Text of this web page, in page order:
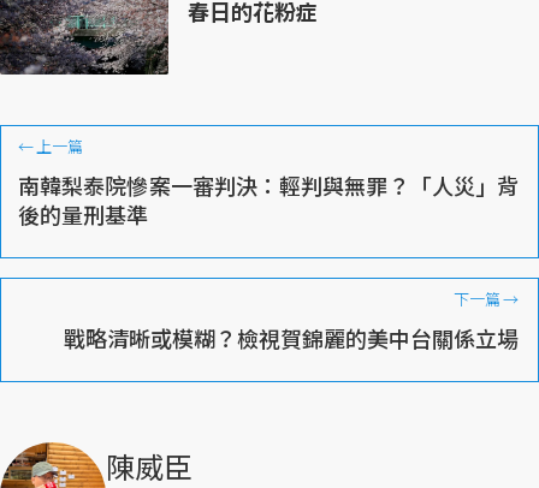
春日的花粉症
←上一篇
南韓梨泰院慘案一審判決：輕判與無罪？「人災」背
後的量刑基準
下一篇→
戰略清晰或模糊？檢視賀錦麗的美中台關係立場
陳威臣